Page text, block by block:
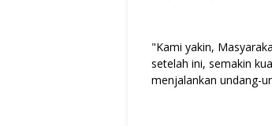
"Kami yakin,
setelah ini, semakin
menjalankan undang-